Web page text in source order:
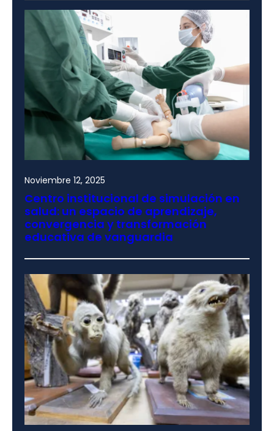
Noviembre 12, 2025
Centro institucional de simulación en
salud: un espacio de aprendizaje,
convergencia y transformación
educativa de vanguardia